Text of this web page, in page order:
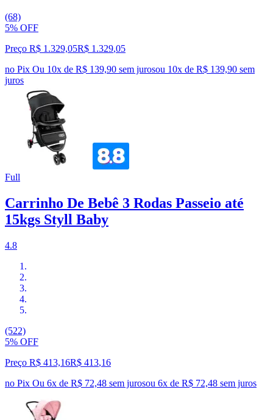
(68)
5% OFF
Preço R$ 1.329,05R$ 1.329,05
no Pix Ou 10x de R$ 139,90 sem jurosou 10x de R$ 139,90 sem
juros
Full
Carrinho De Bebê 3 Rodas Passeio até
15kgs Styll Baby
4.8
(522)
5% OFF
Preço R$ 413,16R$ 413,16
no Pix Ou 6x de R$ 72,48 sem jurosou 6x de R$ 72,48 sem juros